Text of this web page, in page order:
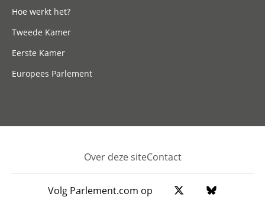
Hoe werkt het?
Tweede Kamer
Eerste Kamer
Europees Parlement
Footer
Over deze siteContact
Volg Parlement.com op